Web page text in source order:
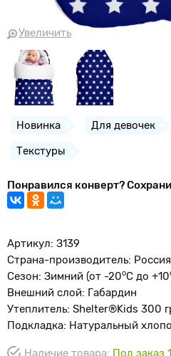
Увеличить
Новинка Для девочек
Текстуры
Понравился конверт?
Артикул: З139
Страна-производитель: Россия
Сезон: Зимний (от -20оС до +10
Внешний слой: Габардин
Утеплитель: Shelter®Kids 300
Подкладка: Натуральный
Наличие товара: Под заказ